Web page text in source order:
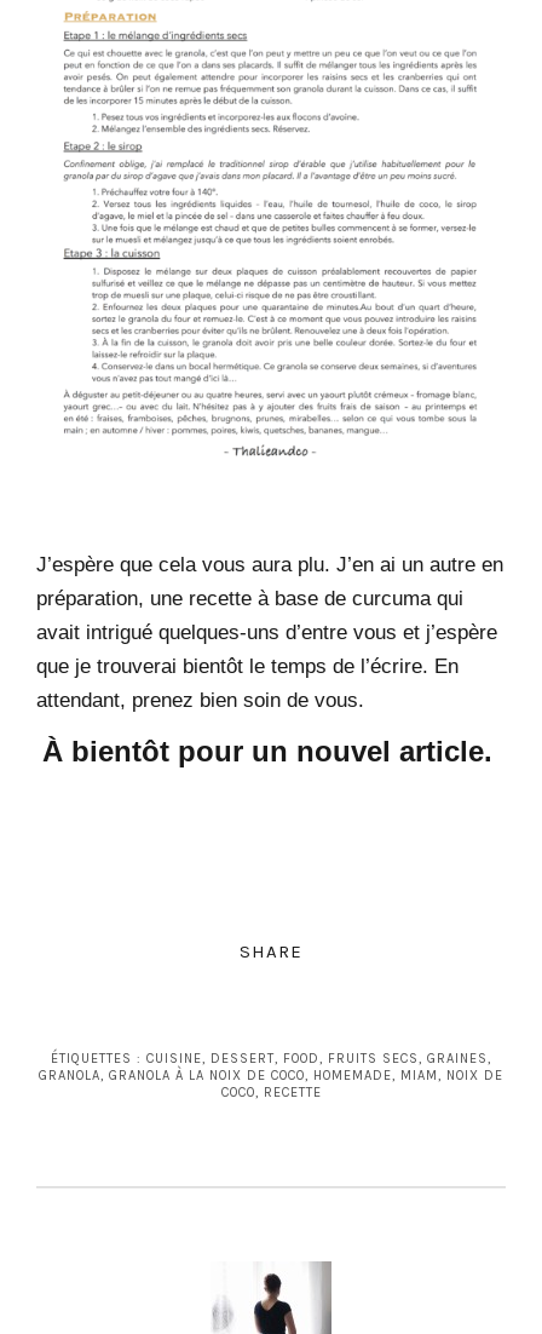
J’espère que cela vous aura plu. J’en ai un autre en
préparation, une recette à base de curcuma qui
avait intrigué quelques-uns d’entre vous et j’espère
que je trouverai bientôt le temps de l’écrire. En
attendant, prenez bien soin de vous.
À bientôt pour un nouvel article.
SHARE
ÉTIQUETTES : CUISINE, DESSERT, FOOD, FRUITS SECS, GRAINES,
GRANOLA, GRANOLA À LA NOIX DE COCO, HOMEMADE, MIAM , NOIX DE
COCO, RECETTE